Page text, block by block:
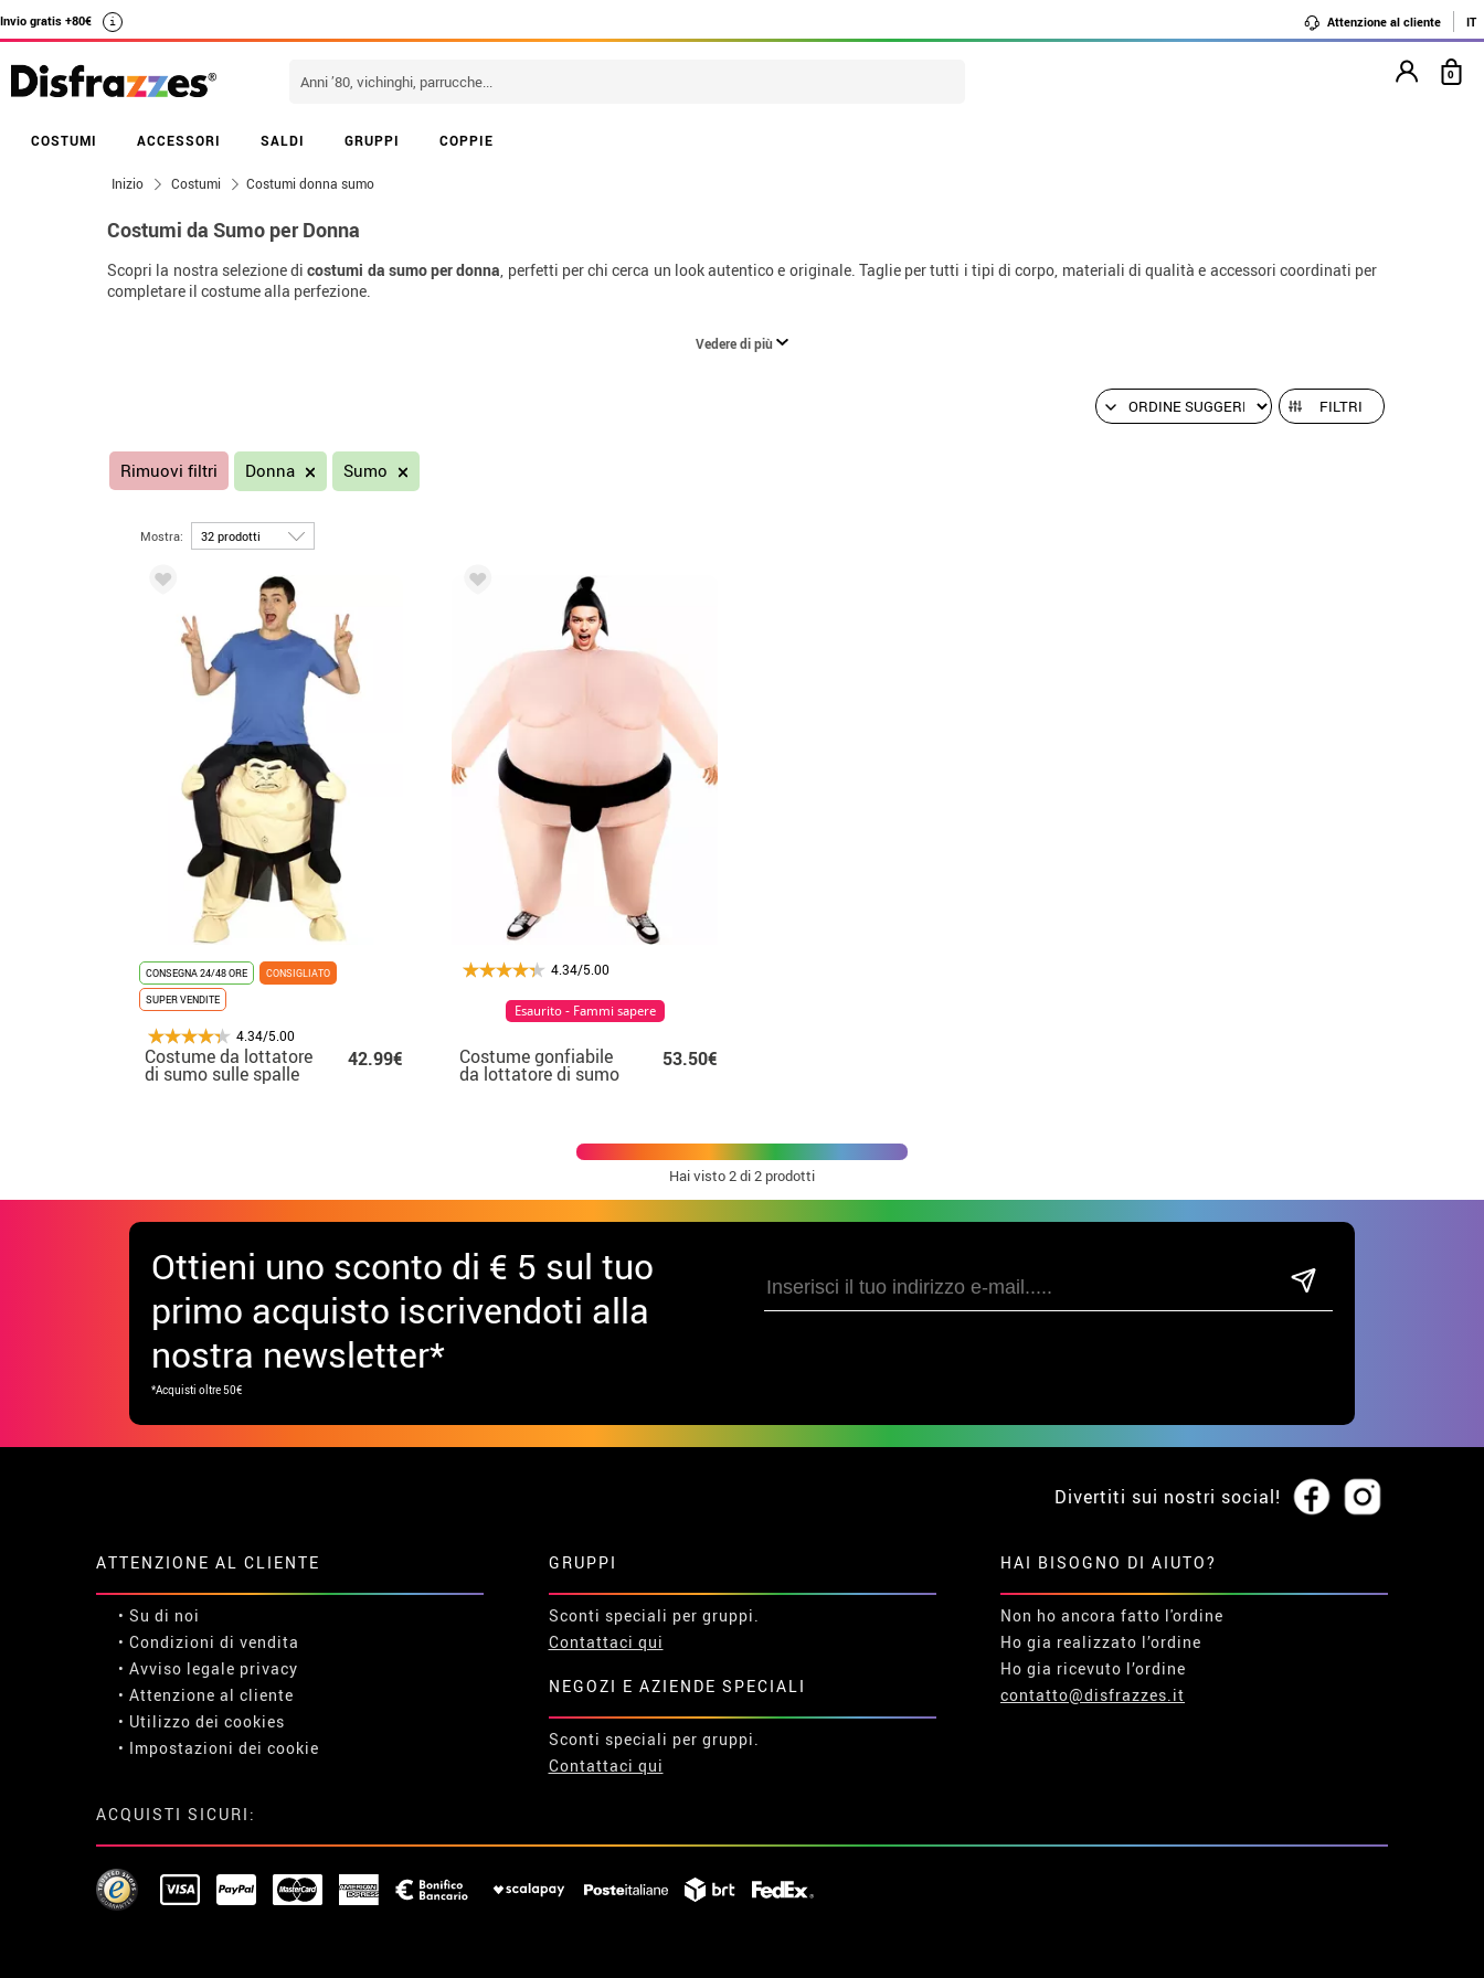
Invio gratis +80€ i Attenzione al cliente IT
COSTUMI ACCESSORI SALDI GRUPPI COPPIE
0
Inizio Costumi Costumi donna sumo
Costumi da Sumo per Donna
Scopri la nostra selezione dicostumi da sumo per donna, perfetti per chi cerca un look autentico e originale. Taglie per tutti i tipi di corpo, materiali di qualità e accessori coordinati per
completare il costume alla perfezione.
Vedere di più
FILTRI
Rimuovi filtri Donna Sumo
Mostra:
CONSEGNA 24/48 ORE
CONSIGLIATO
SUPER VENDITE
4.34/5.00
Costume da lottatore
di sumo sulle spalle
42.99€
4.34/5.00
Costume gonfiabile
da lottatore di sumo
53.50€
Esaurito - Fammi sapere
Hai visto2di 2 prodotti
Ottieni uno sconto di € 5 sul tuo
primo acquisto iscrivendoti alla
nostra newsletter*
*Acquisti oltre 50€
Divertiti sui nostri social!
ATTENZIONE AL CLIENTE
• Su di noi
• Condizioni di vendita
• Avviso legale privacy
• Attenzione al cliente
• Utilizzo dei cookies
• Impostazioni dei cookie
GRUPPI
Sconti speciali per gruppi.
Contattaci qui
NEGOZI E AZIENDE SPECIALI
Sconti speciali per gruppi.
Contattaci qui
HAI BISOGNO DI AIUTO?
Non ho ancora fatto l'ordine
Ho gia realizzato l’ordine
Ho gia ricevuto l’ordine
contatto@disfrazzes.it
ACQUISTI SICURI: